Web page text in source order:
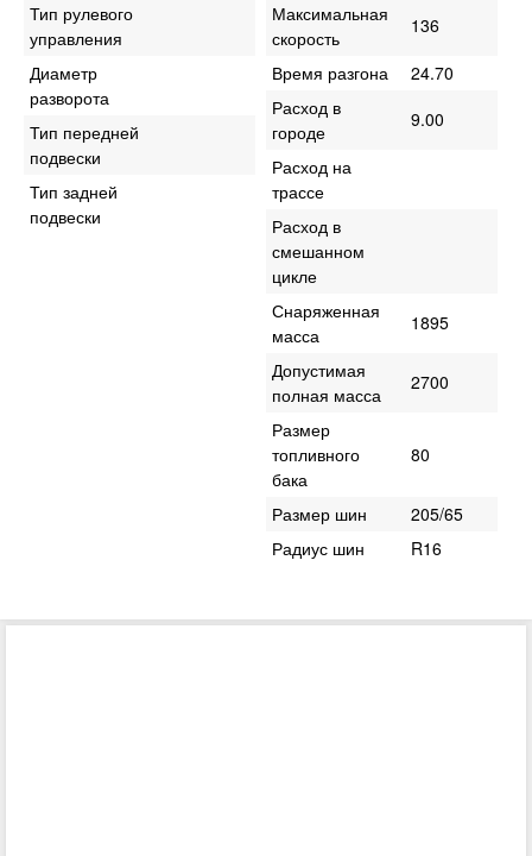
Тип рулевого
управления
Диаметр
разворота
Тип передней
подвески
Тип задней
подвески
Максимальная
скорость
136
Время разгона
24.70
Расход в
городе
9.00
Расход на
трассе
Расход в
смешанном
цикле
Снаряженная
масса
1895
Допустимая
полная масса
2700
Размер
топливного
бака
80
Размер шин
205/65
Радиус шин
R16